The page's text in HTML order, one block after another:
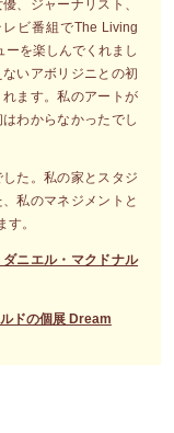
、ジャーナリスト、
ビ番組でThe Living
を楽しんでくれまし
いアボリジニとの初
ます。私のアートが
わからなかったでし
た。私の家とスタジ
私のマネジメントと
。
ニエル・マクドナル
ドの個展 Dream